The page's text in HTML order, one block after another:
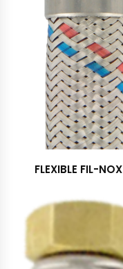
FLEXIBLE FIL-